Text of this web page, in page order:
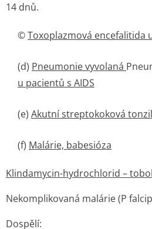
14 dnů.
©Toxoplazmová encefalitida
(d) Pneumonie vyvolaná
u pacientů s AIDS
(e) Akutní streptokoková
(f) Malárie, babesióza
Klindamycin-hydrochlorid –
Nekomplikovaná malárie (P
Dospělí: